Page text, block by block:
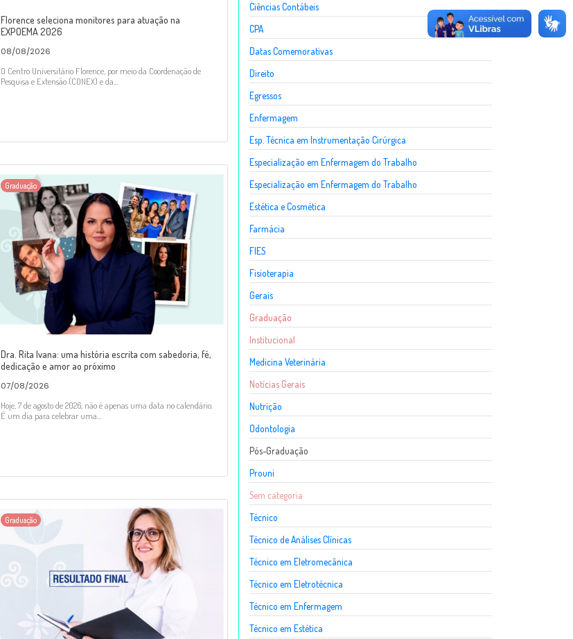
Florence seleciona monitores para atuação na
EXPOEMA 2026
08/08/2026
O Centro Universitário Florence, por meio da Coordenação de
Pesquisa e Extensão (CONEX) e da...
Graduação
Dra. Rita Ivana: uma história escrita com sabedoria, fé,
dedicação e amor ao próximo
07/08/2026
Hoje, 7 de agosto de 2026, não é apenas uma data no calendário.
É um dia para celebrar uma...
Graduação
Ciências Contábeis
CPA
Datas Comemorativas
Direito
Egressos
Enfermagem
Esp. Técnica em Instrumentação Cirúrgica
Especialização em Enfermagem do Trabalho
Especialização em Enfermagem do Trabalho
Estética e Cosmética
Farmácia
FIES
Fisioterapia
Gerais
Graduação
Institucional
Medicina Veterinária
Notícias Gerais
Nutrição
Odontologia
Pós-Graduação
Prouni
Sem categoria
Técnico
Técnico de Análises Clínicas
Técnico em Eletromecânica
Técnico em Eletrotécnica
Técnico em Enfermagem
Técnico em Estética